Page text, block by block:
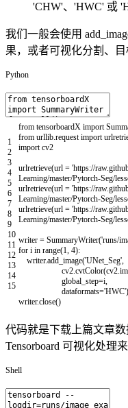
'CHW'、'HWC' 或
我们一般会使用
果，或者可视化分割、
Python
1
2
3
4
5
6
7
8
9
10
11
12
13
14
15
from tensorboardX import
from urllib.requestimport
import cv2
urlretrieve(url = 'https://
Learning/master/Pytorch-Seg/
urlretrieve(url = 'https://
Learning/master/Pytorch-Seg/
urlretrieve(url = 'https://
Learning/master/Pytorch-Seg/
writer = SummaryWriter('runs/
for i in range(1, 4):
writer.add_image('UNet_Seg',
cv2.cvtColor(cv2.
global_step=i,
dataformats='HWC')
writer.close()
代码就是下载上篇文章
Tensorboard 可视化处理
Shell